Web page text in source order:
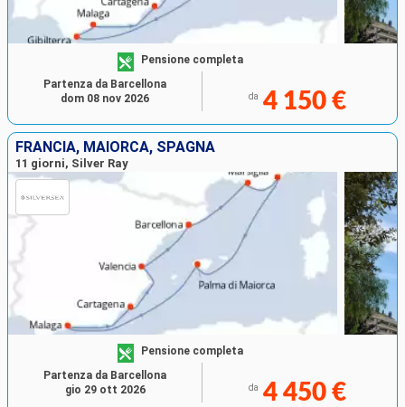
Pensione completa
da 4 150 €
Partenza da Barcellona
dom 08 nov 2026
FRANCIA, MAIORCA, SPAGNA
11 giorni, Silver Ray
Pensione completa
da 4 450 €
Partenza da Barcellona
gio 29 ott 2026